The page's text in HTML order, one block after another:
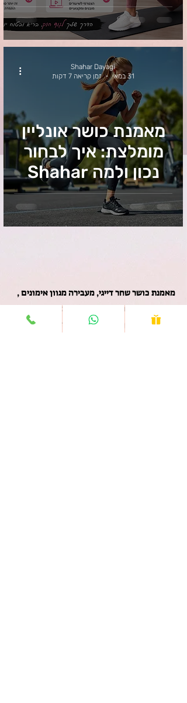
מאמנת כושר אונליין
מומלצת: איך לבחור
נכון ולמה Shahar
Fitness של שחר
דייגי יכולה להתאים
לך
Shahar Dayagi
31 במאי
זמן קריאה 7 דקות
מאמנת כושר שחר דייגי, מעבירה מגוון אימונים ,
אימון אישי , אימוני זום ואימוני קבוצות.
כיף לראות אותך בעמוד הזה כאן תוכלי למצוא